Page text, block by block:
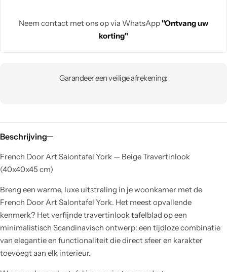
Neem contact met ons op via WhatsApp"Ontvang uw
korting"
Garandeer een veilige afrekening:
Beschrijving
French Door Art Salontafel York — Beige Travertinlook
(40x40x45 cm)
Breng een warme, luxe uitstraling in je woonkamer met de
French Door Art Salontafel York. Het meest opvallende
kenmerk? Het verfijnde travertinlook tafelblad op een
minimalistisch Scandinavisch ontwerp: een tijdloze combinatie
van elegantie en functionaliteit die direct sfeer en karakter
toevoegt aan elk interieur.